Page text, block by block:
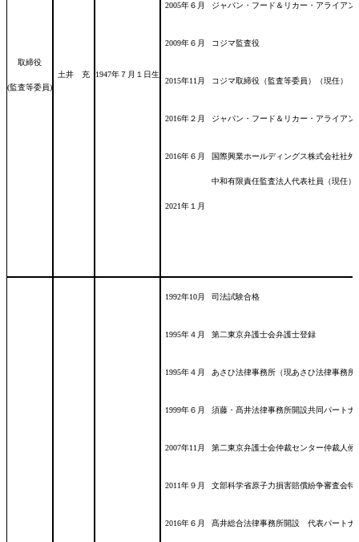
取締役
(監査等委員)
土井 充 1947年７月１日生
2005年６月 ジャパン・フード＆リカー・アライア
2009年６月 コジマ監査役
2015年11月 コジマ取締役（監査等委員）（現任）
2016年２月 ジャパン・フード＆リカー・アライア
2016年６月
2021年１月
国際興業ホールディングス株式会社社外
中和有限責任監査法人代表社員（現任）
1992年10月 司法試験合格
1995年４月 第二東京弁護士会弁護士登録
1995年４月 あさひ法律事務所（現あさひ法律事務
1999年６月 須藤・髙井法律事務所開設共同パートナ
2007年11月 第二東京弁護士会仲裁センター仲裁人候
2011年９月 文部科学省原子力損害賠償紛争審査会特
2016年６月 髙井総合法律事務所開設 代表パートナ